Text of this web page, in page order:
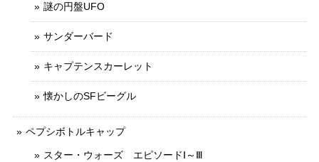
謎の円盤UFO
サンダーバード
キャプテンスカーレット
懐かしのSFビーグル
ペプシボトルキャップ
スター・ウォーズ エピソードⅠ～Ⅲ